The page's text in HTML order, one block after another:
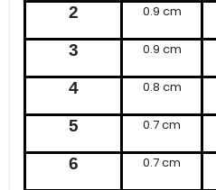
2 0.9 cm
3 0.9 cm
4 0.8 cm
5 0.7 cm
6 0.7 cm